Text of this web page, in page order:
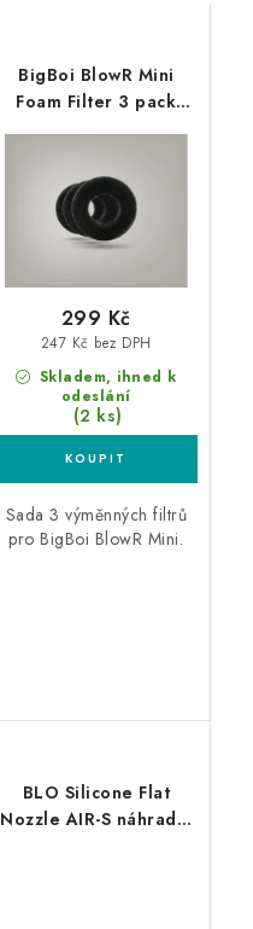
BigBoi BlowR Mini
Foam Filter 3 pack
Skladem, ihned k
odeslání
(2 ks)
247 Kč bez DPH
299 Kč
Sada 3 výměnných filtrů
pro BigBoi BlowR Mini.
BLO Silicone Flat
Nozzle AIR-S náhradní